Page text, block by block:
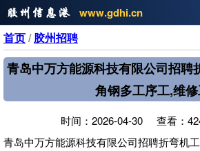
www.gdhi.cn
首页/胶州招聘
青岛中万方能源科技有限公司招聘
角钢多工序工,维
时间：2026-04-30 查看：
青岛中万方能源科技有限公司招聘折弯机